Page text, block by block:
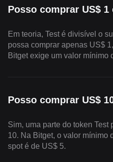
Posso comprar US$ 1
Em teoria, Test é divisível o
possa comprar apenas US$
Bitget exige um valor mínimo
Posso comprar US$
Sim, uma parte do token
10. Na Bitget, o valor mínimo
spot é de US$ 5.